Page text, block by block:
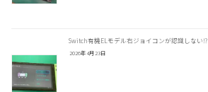
Switch有機ELモデル右ジョイコンが認識しない⁉
2026年4月23日